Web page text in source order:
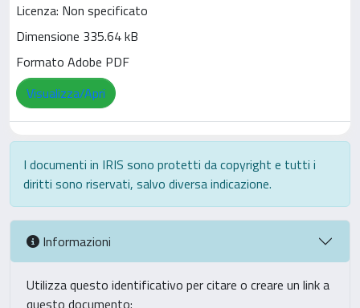
Licenza: Non specificato
Dimensione 335.64 kB
Formato Adobe PDF
Visualizza/Apri
I documenti in IRIS sono protetti da copyright e tutti i
diritti sono riservati, salvo diversa indicazione.
Informazioni
Utilizza questo identificativo per citare o creare un link a
questo documento: